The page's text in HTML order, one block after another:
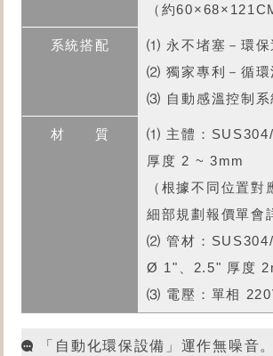
（約
⑴ 永不堵塞－環保
⑵ 獨家專利－循環
⑶ 自動感溫控制系
⑴ 主體：
厚度 2 ~ 3mm
（根據不同位置對
細部規劃報價單會
⑵ 管材：
Ø 1"、2.5" 厚度
⑶ 電壓：單相
「自動化環保設備 」運作無噪音。